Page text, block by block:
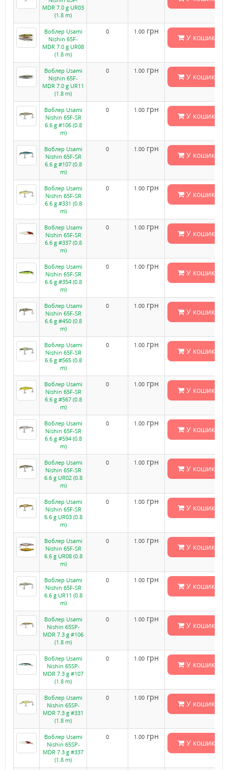
MDR 7.0 g UR03
(1.8 m)
Воблер Usami
Nishin 65F-
MDR 7.0 g UR08
(1.8 m)
0 1.00 грн
У кошик
Воблер Usami
Nishin 65F-
MDR 7.0 g UR11
(1.8 m)
0 1.00 грн
У кошик
Воблер Usami
Nishin 65F-SR
6.6 g #106 (0.8
m)
0 1.00 грн
У кошик
Воблер Usami
Nishin 65F-SR
6.6 g #107 (0.8
m)
0 1.00 грн
У кошик
Воблер Usami
Nishin 65F-SR
6.6 g #331 (0.8
m)
0 1.00 грн
У кошик
Воблер Usami
Nishin 65F-SR
6.6 g #337 (0.8
m)
0 1.00 грн
У кошик
Воблер Usami
Nishin 65F-SR
6.6 g #354 (0.8
m)
0 1.00 грн
У кошик
Воблер Usami
Nishin 65F-SR
6.6 g #450 (0.8
m)
0 1.00 грн
У кошик
Воблер Usami
Nishin 65F-SR
6.6 g #565 (0.8
m)
0 1.00 грн
У кошик
Воблер Usami
Nishin 65F-SR
6.6 g #567 (0.8
m)
0 1.00 грн
У кошик
Воблер Usami
Nishin 65F-SR
6.6 g #594 (0.8
m)
0 1.00 грн
У кошик
Воблер Usami
Nishin 65F-SR
6.6 g UR02 (0.8
m)
0 1.00 грн
У кошик
Воблер Usami
Nishin 65F-SR
6.6 g UR03 (0.8
m)
0 1.00 грн
У кошик
Воблер Usami
Nishin 65F-SR
6.6 g UR08 (0.8
m)
0 1.00 грн
У кошик
Воблер Usami
Nishin 65F-SR
6.6 g UR11 (0.8
m)
0 1.00 грн
У кошик
Воблер Usami
Nishin 65SP-
MDR 7.3 g #106
(1.8 m)
0 1.00 грн
У кошик
Воблер Usami
Nishin 65SP-
MDR 7.3 g #107
(1.8 m)
0 1.00 грн
У кошик
Воблер Usami
Nishin 65SP-
MDR 7.3 g #331
(1.8 m)
0 1.00 грн
У кошик
Воблер Usami
Nishin 65SP-
MDR 7.3 g #337
(1.8 m)
0 1.00 грн
У кошик